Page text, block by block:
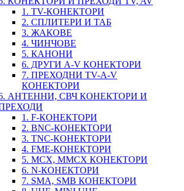
1. TV-КОНЕКТОРИ
2. СПЛИТЕРИ И ТАБ
3. ЖАКОВЕ
4. ЧИНЧОВЕ
5. КАНОНИ
6. ДРУГИ A-V КОНЕКТОРИ
7. ПРЕХОДНИ TV-A-V
КОНЕКТОРИ
АНТЕННИ, СВЧ КОНЕКТОРИ И
1. F-КОНЕКТОРИ
2. BNC-КОНЕКТОРИ
3. TNC-КОНЕКТОРИ
4. FME-КОНЕКТОРИ
5. MCX, MMCX КОНЕКТОРИ
6. N-КОНЕКТОРИ
7. SMA, SMB КОНЕКТОРИ